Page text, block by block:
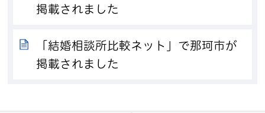
掲載されました
「結婚相談所比較ネット」で那珂市が
掲載されました